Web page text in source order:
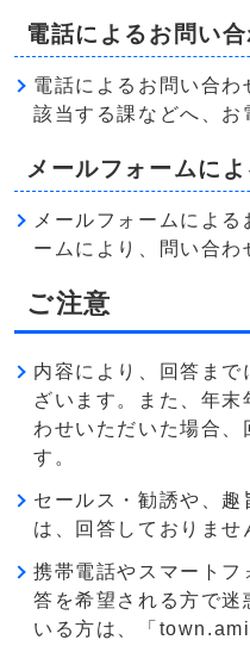
電話によるお問い
電話によるお問い合わ
該当する課などへ、お
メールフォームに
メールフォームによ
ームにより、問い合わ
ご注意
内容により、回答ま
ざいます。また、年
わせいただいた場合、
す。
セールス・勧誘や、趣
は、回答しておりませ
携帯電話やスマートフ
答を希望される方で迷
いる方は、「